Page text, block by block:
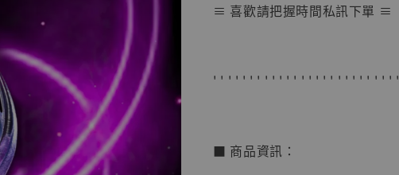
加購優惠【海賊王 布魯克達摩 [7STARS Studio]】
≡ 喜歡請把握時間私訊下單 ≡
' ' ' ' ' ' ' ' ' ' ' ' ' ' ' ' ' ' ' ' ' ' ' ' ' '
■ 商品資訊：